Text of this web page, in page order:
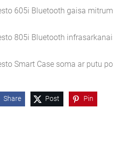
605i Bluetooth gaisa
805i Bluetooth
Smart Case soma ar putu
Share Post Pin